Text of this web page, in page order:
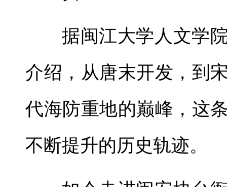
据闽江大学人文学
介绍，从唐末开发，到
代海防重地的巅峰，这
不断提升的历史轨迹。